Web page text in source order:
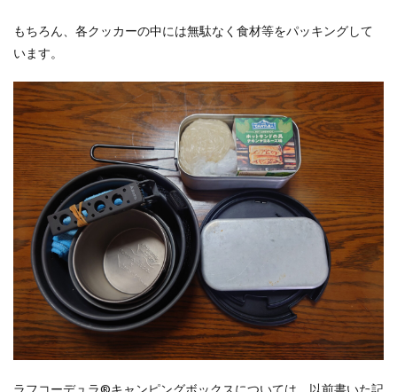
もちろん、各クッカーの中には無駄なく食材等をパッキングして
います。
ラフコーデュラ®キャンピングボックスについては、以前書いた記